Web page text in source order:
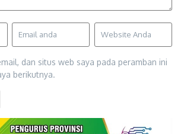
dan situs web saya pada peramban ini
berikutnya.